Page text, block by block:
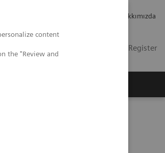
content
the "Review and
Hakkımızda
Login / Register